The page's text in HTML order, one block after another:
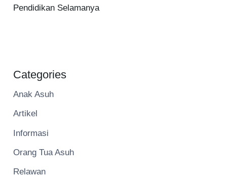
Pendidikan Selamanya
Categories
Anak Asuh
Artikel
Informasi
Orang Tua Asuh
Relawan